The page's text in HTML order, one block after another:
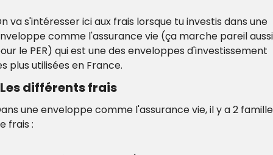
va s'intéresser ici aux frais lorsque tu investis dans une
comme l'assurance vie (ça marche pareil aussi
le PER) qui est une des enveloppes d'investissement
plus utilisées en France.
différents frais
une enveloppe comme l'assurance vie, il y a 2
frais :